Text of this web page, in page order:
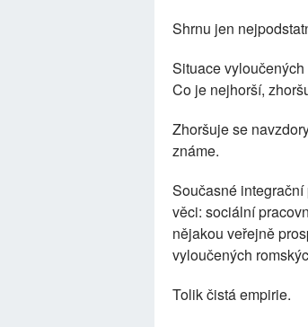
Shrnu jen
Situace
Co je nejhorší,
Zhoršuje se
známe.
Současné
věci: sociální
nějakou veřejně
vyloučených
Tolik čistá empirie.